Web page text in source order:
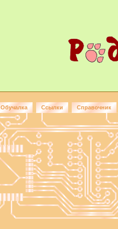
Обучалка Ссылки Справочник